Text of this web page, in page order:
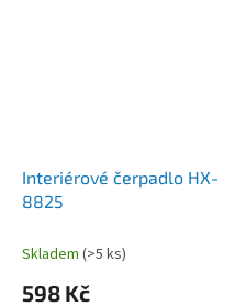
Interiérové čerpadlo HX-
8825
Skladem (>5 ks)
598 Kč